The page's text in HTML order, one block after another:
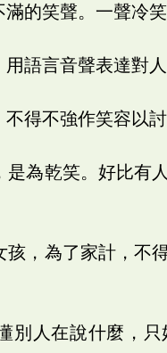
的笑聲。一聲冷
語言音聲表達對
得不強作笑容以
為乾笑。好比有
，為了家計，不
別人在說什麼，